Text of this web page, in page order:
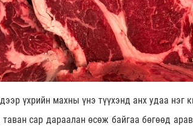
үхрийн махны үнэ түүхэнд анх удаа нэг
сар дараалан өсөж байгаа бөгөөд